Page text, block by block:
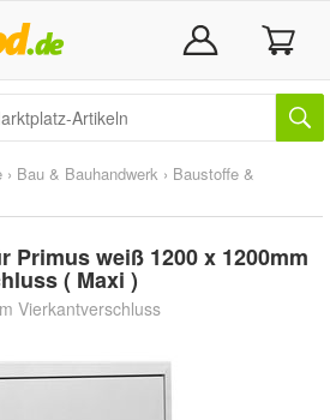
› Bau & Bauhandwerk › Baustoffe &
Primus weiß 1200 x 1200mm
( Maxi )
Vierkantverschluss